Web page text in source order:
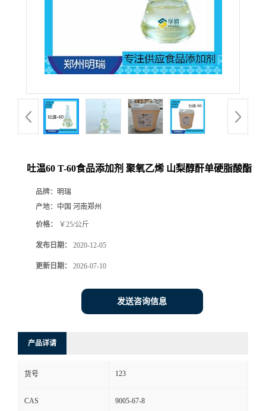
吐温60 T-60食品添加剂 聚氧乙烯 山梨醇酐单硬脂酸酯
品牌： 明瑞
产地： 中国 河南郑州
价格： ￥25/公斤
发布日期： 2020-12-05
更新日期： 2026-07-10
发送咨询信息
产品详请
货号 123
CAS 9005-67-8